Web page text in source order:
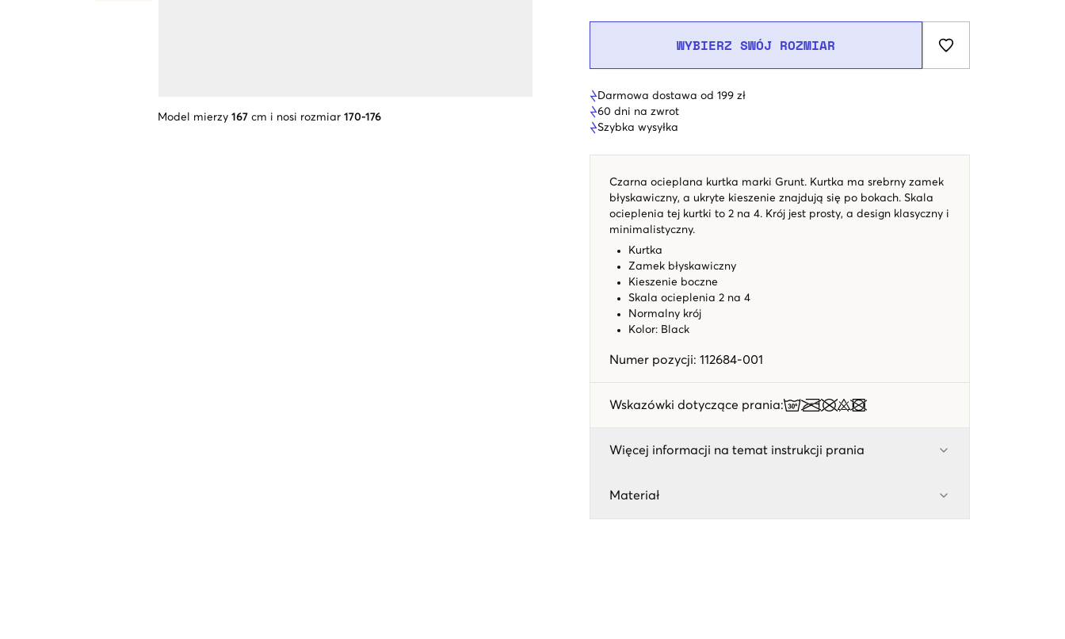
Model mierzy 167 cm i nosi rozmiar 170-176
WYBIERZ SWÓJ ROZMIAR
Darmowa dostawa od 199 zł
60 dni na zwrot
Szybka wysyłka
Czarna ocieplana kurtka marki Grunt. Kurtka ma srebrny zamek
błyskawiczny, a ukryte kieszenie znajdują się po bokach. Skala
ocieplenia tej kurtki to 2 na 4. Krój jest prosty, a design klasyczny i
minimalistyczny.
Kurtka
Zamek błyskawiczny
Kieszenie boczne
Skala ocieplenia 2 na 4
Normalny krój
Kolor: Black
Numer pozycji: 112684-001
Wskazówki dotyczące prania:
Więcej informacji na temat instrukcji prania
Materiał